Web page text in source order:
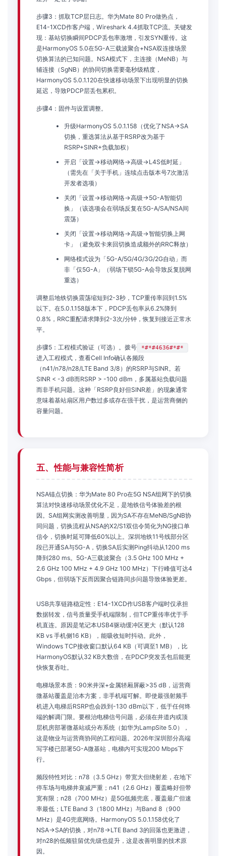
步骤3：抓取TCP层日志。华为Mate 80 Pro做热点，
E14-1XCD作客户端，Wireshark 4.4抓取TCP流。关键发
现：基站切换瞬间PDCP丢包率激增，引发SYN重传。这
是HarmonyOS 5.0在5G-A三载波聚合+NSA双连接场景
切换算法的已知问题。NSA模式下，主连接（MeNB）与
辅连接（SgNB）的协同切换需要毫秒级精度，
HarmonyOS 5.0.1.120在快速移动场景下出现明显的切换
延迟，导致PDCP层丢包累积。
步骤4：固件与设置调整。
升级HarmonyOS 5.0.1.158（优化了NSA→SA
切换，重选算法从基于RSRP改为基于
RSRP+SINR+负载加权）
开启「设置→移动网络→高级→L4S低时延」
（需先在「关于手机」连续点击版本号7次激活
开发者选项）
关闭「设置→移动网络→高级→5G-A智能切
换」（该选项会在弱场反复在5G-A/SA/NSA间
震荡）
关闭「设置→移动网络→高级→智能切换上网
卡」（避免双卡来回切换造成额外的RRC释放）
网络模式设为「5G-A/5G/4G/3G/2G自动」而
非「仅5G-A」（弱场下锁5G-A会导致反复脱网
重选）
调整后地铁切换震荡缩短到2-3秒，TCP重传率回到1.5%
以下。在5.0.1.158版本下，PDCP丢包率从6.2%降到
0.8%，RRC重配请求降到2-3次/分钟，恢复到接近正常水
平。
步骤5：工程模式验证（可选）。拨号 *#*#4636#*#*
进入工程模式，查看Cell Info确认各频段
（n41/n78/n28/LTE Band 3/8）的RSRP与SINR。若
SINR < -3 dB而RSRP > -100 dBm，多属基站负载问题
而非手机问题。这种「RSRP良好但SINR差」的现象通常
意味着基站扇区用户数过多或存在强干扰，是运营商侧的
容量问题。
五、性能与兼容性简析
NSA锚点切换：华为Mate 80 Pro在5G NSA组网下的切换
算法对快速移动场景优化不足，是地铁信号体验差的根
因。SA组网实测改善明显，因为SA不存在MeNB/SgNB协
同问题，切换流程从NSA的X2/S1双信令简化为NG接口单
信令，切换时延可降低60%以上。深圳地铁11号线部分区
段已开通SA与5G-A，切换SA后实测Ping抖动从1200 ms
降到280 ms。5G-A三载波聚合（3.5 GHz 100 MHz +
2.6 GHz 100 MHz + 4.9 GHz 100 MHz）下行峰值可达4
Gbps，但弱场下反而因聚合链路同步问题导致体验更差。
USB共享链路稳定性：E14-1XCD作USB客户端时仅承担
数据转发，信号质量受手机端限制，但TCP重传率优于手
机直连。原因是笔记本USB4驱动缓冲区更大（默认128
KB vs 手机侧16 KB），能吸收短时抖动。此外，
Windows TCP接收窗口默认64 KB（可调至1 MB），比
HarmonyOS默认32 KB大数倍，在PDCP突发丢包后能更
快恢复吞吐。
电梯场景本质：90米井深+金属轿厢屏蔽>35 dB，运营商
微基站覆盖是治本方案，非手机端可解。即使最强射频手
机进入电梯后RSRP也会跌到-130 dBm以下，低于任何终
端的解调门限。要根治电梯信号问题，必须在井道内或顶
层机房部署微基站或分布系统（如华为LampSite 5.0），
这是物业与运营商协同的工程问题。2026年深圳部分高端
写字楼已部署5G-A微基站，电梯内可实现200 Mbps下
行。
频段特性对比：n78（3.5 GHz）带宽大但绕射差，在地下
停车场与电梯井衰减严重；n41（2.6 GHz）覆盖略好但带
宽有限；n28（700 MHz）是5G低频兜底，覆盖最广但速
率最低；LTE Band 3（1800 MHz）与Band 8（900
MHz）是4G兜底网络。HarmonyOS 5.0.1.158优化了
NSA→SA的切换，对n78→LTE Band 3的回落也更激进，
对n28的低频驻留优先级也提升，这是改善明显的技术原
因。